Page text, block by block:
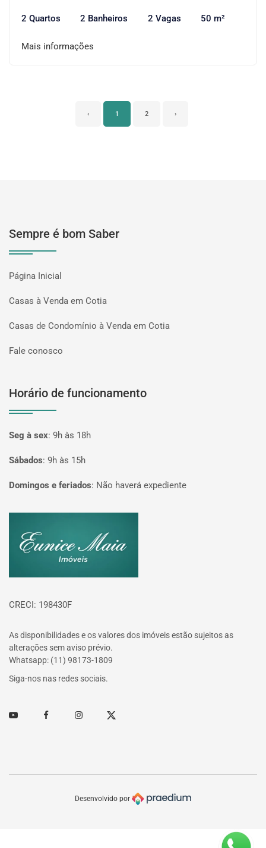
2 Quartos 2 Banheiros 2 Vagas 50 m²
Mais informações
‹ 1 2 ›
Sempre é bom Saber
Página Inicial
Casas à Venda em Cotia
Casas de Condomínio à Venda em Cotia
Fale conosco
Horário de funcionamento
Seg à sex: 9h às 18h
Sábados: 9h às 15h
Domingos e feriados: Não haverá expediente
CRECI: 198430F
As disponibilidades e os valores dos imóveis estão sujeitos as
alterações sem aviso prévio.
Whatsapp: (11) 98173-1809
Siga-nos nas redes sociais.
Youtube FacebookInstagramTwitter
Desenvolvido por